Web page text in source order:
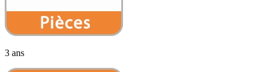
3 ans